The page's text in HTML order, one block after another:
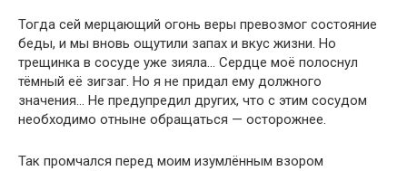
Тогда сей мерцающий огонь веры превозмог состояние
беды, и мы вновь ощутили запах и вкус жизни. Но
трещинка в сосуде уже зияла… Сердце моё полоснул
тёмный её зигзаг. Но я не придал ему должного
значения… Не предупредил других, что с этим сосудом
необходимо отныне обращаться — осторожнее.
Так промчался перед моим изумлённым взором